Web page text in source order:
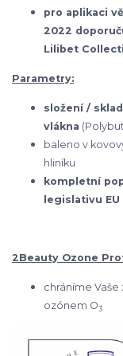
pro aplikaci
2022
Lilibet
Parametry:
složení /
vlákna
baleno v
hliníku
kompletní
legislativu EU
2Beauty Ozone
chráníme
ozónem O3